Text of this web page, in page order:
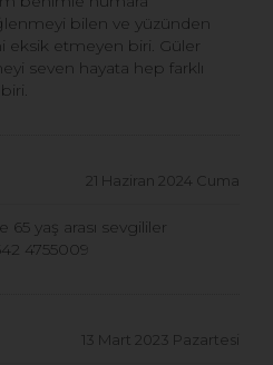
bilen ve yüzünden
eksik etmeyen biri. Güler
seven hayata hep farklı
21 Haziran 2024 Cuma
65 yaş arası sevgililer
4755009
13 Mart 2023 Pazartesi